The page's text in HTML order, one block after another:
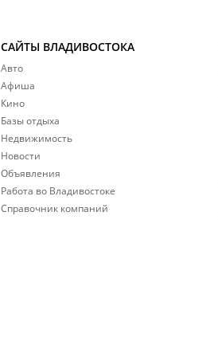
САЙТЫ ВЛАДИВОСТОКА
Авто
Афиша
Кино
Базы отдыха
Недвижимость
Новости
Объявления
Работа во Владивостоке
Справочник компаний